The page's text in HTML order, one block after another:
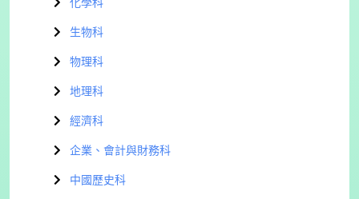
生物科
物理科
地理科
經濟科
企業、會計與財務科
中國歷史科